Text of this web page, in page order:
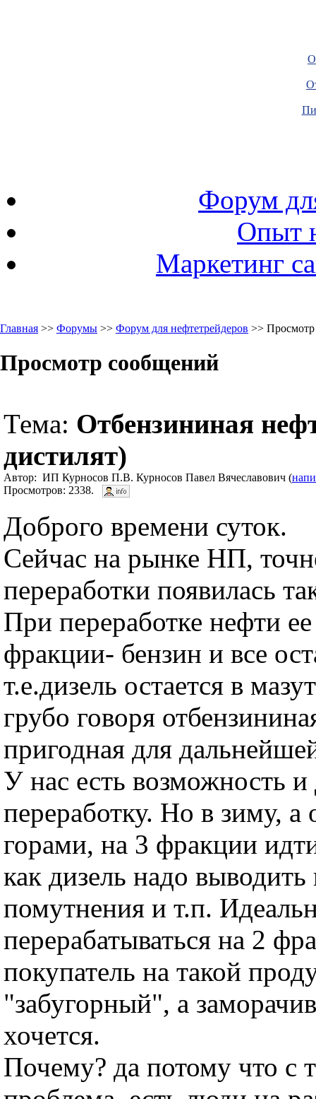
Форум
Опыт
Маркетинг
Главная >> Форумы >> Форум для нефтетрейдеров >>
Просмотр сообщений
Тема: Отбензининая
дистилят)
Автор: ИП Курносов П.В. Курносов Павел Вячеславович (
Просмотров: 2338.
Доброго времени суток.
Сейчас на рынке НП,
переработки появилась
При переработке нефти
фракции- бензин и все
т.е.дизель остается в
грубо говоря
пригодная для
У нас есть возможность и
переработку. Но в зиму, а
горами, на 3 фракции
как дизель надо
помутнения и т.п.
перерабатываться на 2
покупатель на такой
"забугорный", а
хочется.
Почему? да потому что с